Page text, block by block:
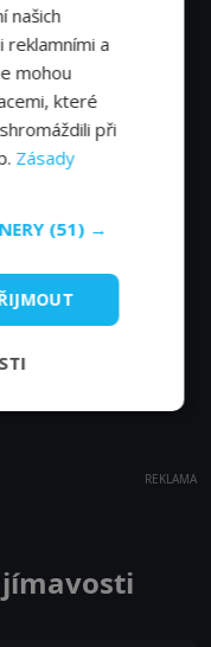
REKLAMA
našich
reklamními a
mohou
které
při
Zásady
(51) →